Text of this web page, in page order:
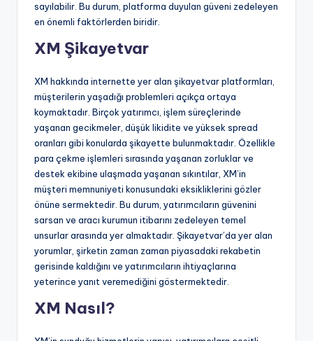
sayılabilir. Bu durum, platforma duyulan güveni zedeleyen
en önemli faktörlerden biridir.
XM Şikayetvar
XM hakkında internette yer alan şikayetvar platformları,
müşterilerin yaşadığı problemleri açıkça ortaya
koymaktadır. Birçok yatırımcı, işlem süreçlerinde
yaşanan gecikmeler, düşük likidite ve yüksek spread
oranları gibi konularda şikayette bulunmaktadır. Özellikle
para çekme işlemleri sırasında yaşanan zorluklar ve
destek ekibine ulaşmada yaşanan sıkıntılar, XM’in
müşteri memnuniyeti konusundaki eksikliklerini gözler
önüne sermektedir. Bu durum, yatırımcıların güvenini
sarsan ve aracı kurumun itibarını zedeleyen temel
unsurlar arasında yer almaktadır. Şikayetvar’da yer alan
yorumlar, şirketin zaman zaman piyasadaki rekabetin
gerisinde kaldığını ve yatırımcıların ihtiyaçlarına
yeterince yanıt veremediğini göstermektedir.
XM Nasıl?